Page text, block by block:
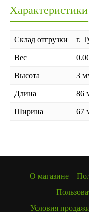
Характеристики
Склад отгрузки г.
Вес
Высота 3
Длина 86
Ширина 67
О магазине
Условия